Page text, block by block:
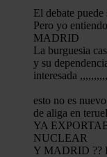
El debate
Pero yo
MADRID
La burguesia
y su
interesada
esto no es
de aliga en teruel
YA
NUCLEAR
Y MADRID ??